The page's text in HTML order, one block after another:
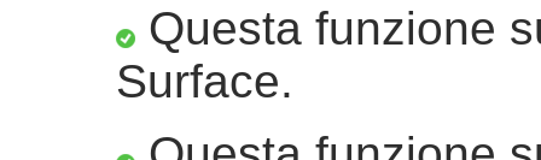
Questa funzione
Surface.